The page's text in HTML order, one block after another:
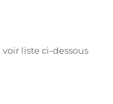
liste ci-dessous